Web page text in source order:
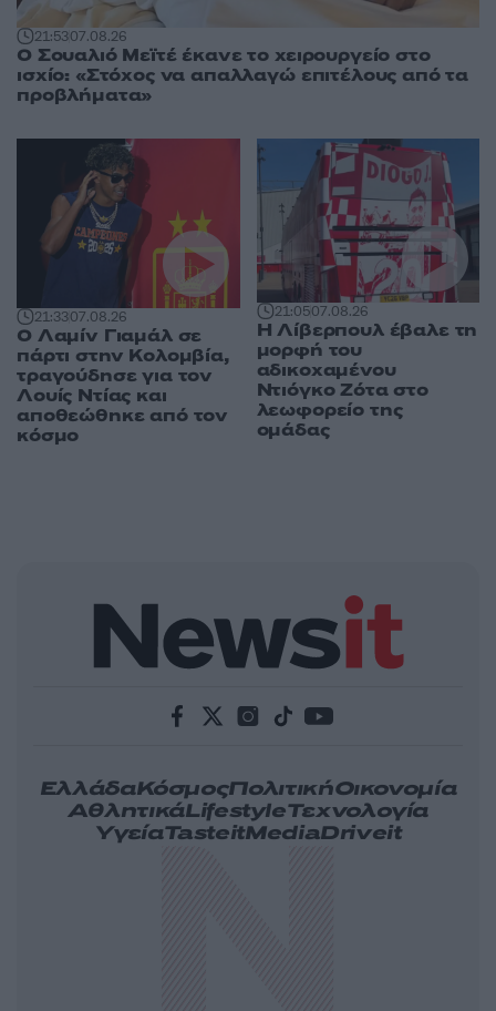
21:5307.08.26
Ο Σουαλιό Μεϊτέ έκανε το χειρουργείο στο
ισχίο: «Στόχος να απαλλαγώ επιτέλους από τα
προβλήματα»
21:3307.08.26
Ο Λαμίν Γιαμάλ σε
πάρτι στην Κολομβία,
τραγούδησε για τον
Λουίς Ντίας και
αποθεώθηκε από τον
κόσμο
21:0507.08.26
Η Λίβερπουλ έβαλε τη
μορφή του
αδικοχαμένου
Ντιόγκο Ζότα στο
λεωφορείο της
ομάδας
ΕλλάδαΚόσμοςΠολιτικήΟικονομία
ΑθλητικάLifestyleΤεχνολογία
ΥγείαTasteitMediaDriveit